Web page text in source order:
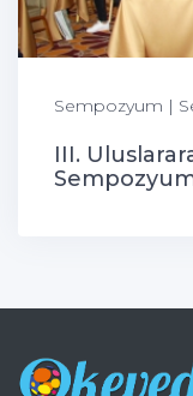
Sempozyum |
III.